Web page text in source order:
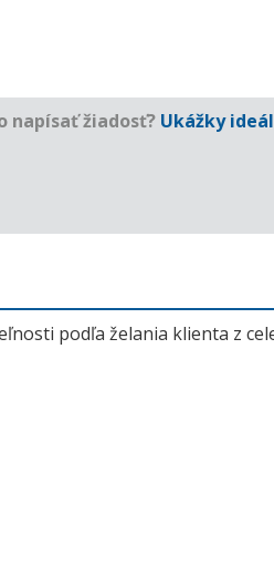
napísať žiadosť? Ukážky
podľa želania klienta z